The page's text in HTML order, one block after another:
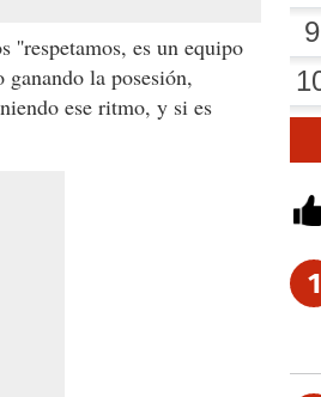
''respetamos, es un equipo
ganando la posesión,
ese ritmo, y si es
1